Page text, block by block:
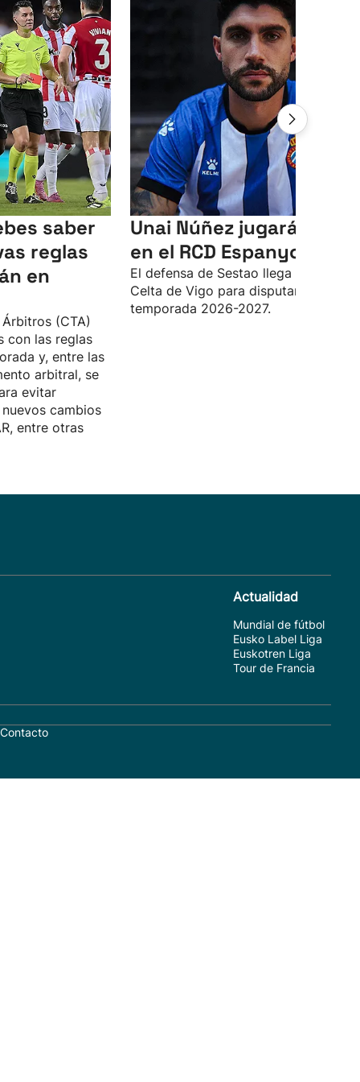
saber
reglas
en
(CTA)
con las reglas
y, entre las
arbitral, se
evitar
cambios
entre otras
Unai Núñez jugará
en el RCD Espanyol
El defensa de Sestao llega desde el
Celta de Vigo para disputar la
temporada 2026-2027.
Actualidad
Mundial de fútbol
Eusko Label Liga
Euskotren Liga
Tour de Francia
Contacto